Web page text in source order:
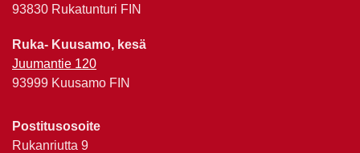
93830 Rukatunturi FIN
Ruka- Kuusamo, kesä
Juumantie 120
93999 Kuusamo FIN
Postitusosoite
Rukanriutta 9